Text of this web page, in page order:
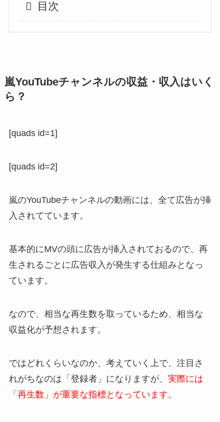
目次
嵐YouTubeチャンネルの収益・収入はいく
ら？
[quads id=1]
[quads id=2]
嵐のYouTubeチャンネルの動画には、全て広告が挿
入されてています。
基本的にMVの頭に広告が挿入されておるので、再
生されるごとに広告収入が発生する仕組みとなっ
ています。
なので、相当な再生数を取っているため、相当な
収益化が予想されます。
ではどれくらいなのか、考えていく上で、注目さ
れがちなのは「登録者」になりますが、 実際には
「再生数」が重要な指標となっています。